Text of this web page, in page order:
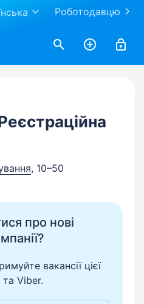
Роботодавцю
, 10–50
про нові
вакансії цієї
та Viber.